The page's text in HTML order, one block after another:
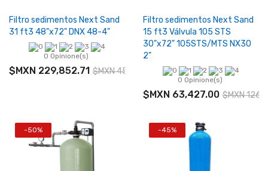
Filtro sedimentos Next Sand
31 ft3 48"x72" DNX 48-4"
0 Opinione(s)
$MXN 229,852.71 $MXN 459,705.42
Filtro sedimentos Next Sand
15 ft3 Válvula 105 STS
30"x72" 105STS/MTS NX30
2"
0 Opinione(s)
$MXN 63,427.00 $MXN
-50% -45%